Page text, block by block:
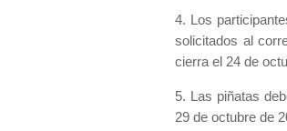
4. Los
solicitados al
cierra el 24 de
5. Las piñatas
29 de octubre de